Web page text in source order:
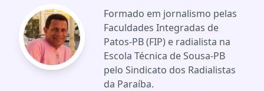
Formado em jornalismo pelas
Faculdades Integradas de
Patos-PB (FIP) e radialista na
Escola Técnica de Sousa-PB
pelo Sindicato dos Radialistas
da Paraíba.